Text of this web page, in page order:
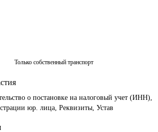
Только собственный транспорт
о постановке на налоговый учет (ИНН),
юр. лица, Реквизиты, Устав